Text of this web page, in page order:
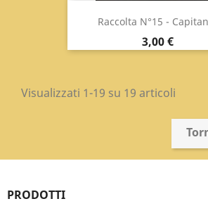
Raccolta N°15 -
Prezzo
3,00 €
Visualizzati 1-19 su 19 articoli
PRODOTTI